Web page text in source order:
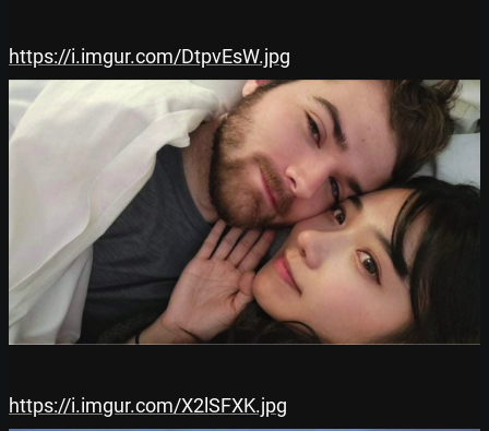
https://i.imgur.com/DtpvEsW.jpg
https://i.imgur.com/X2lSFXK.jpg